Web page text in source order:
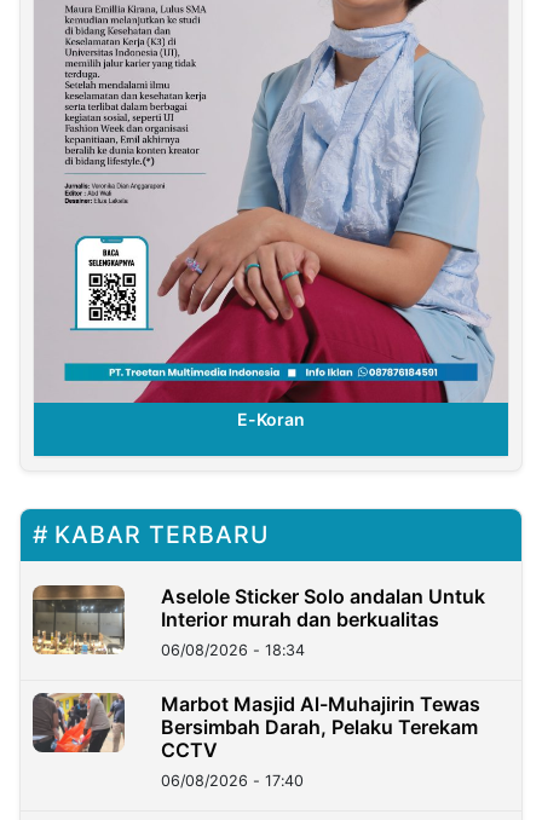
E-Koran
KABAR TERBARU
Aselole Sticker Solo andalan Untuk
Interior murah dan berkualitas
06/08/2026 - 18:34
Marbot Masjid Al-Muhajirin Tewas
Bersimbah Darah, Pelaku Terekam
CCTV
06/08/2026 - 17:40